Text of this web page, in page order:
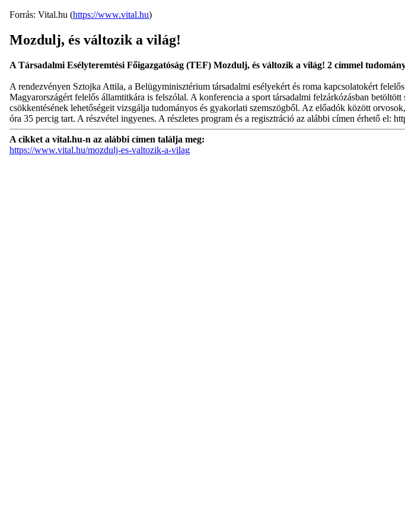
Forrás: Vital.hu (https://www.vital.hu)
Mozdulj, és változik a világ!
A Társadalmi Esélyteremtési Főigazgatóság (TEF) Mozdulj, és változik a világ! 2 címmel
A rendezvényen Sztojka Attila, a Belügyminisztérium társadalmi esélyekért és roma kapcsolatokért
Magyarországért felelős államtitkára is felszólal. A konferencia a sport társadalmi felzárkózásban
csökkentésének lehetőségeit vizsgálja tudományos és gyakorlati szemszögből. Az előadók között
óra 35 percig tart. A részvétel ingyenes. A részletes program és a regisztráció az alábbi címen érhető el:
A cikket a vital.hu-n az alábbi címen találja meg:
https://www.vital.hu/mozdulj-es-valtozik-a-vilag